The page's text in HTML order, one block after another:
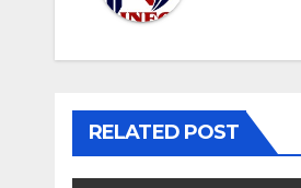
RELATED POST